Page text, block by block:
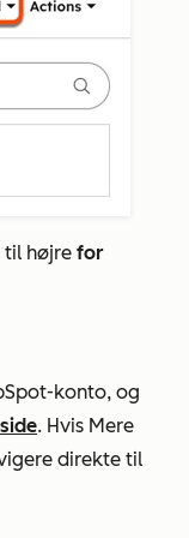
til højre for
konto, og
. Hvis Mere
direkte til